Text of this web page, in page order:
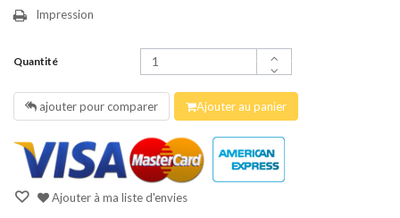
Impression
Quantité
ajouter pour comparer Ajouter au panier
Ajouter à ma liste d'envies